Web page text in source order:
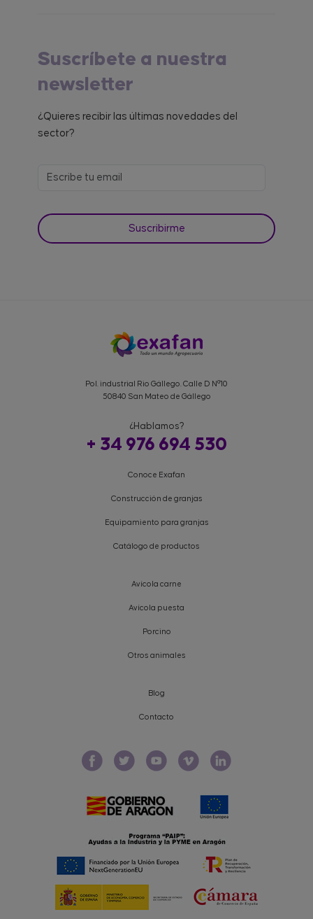
Suscríbete a nuestra
newsletter
¿Quieres recibir las últimas novedades del
sector?
Pol. industrial Rio Gállego. Calle D Nº10
50840 San Mateo de Gállego
¿Hablamos?
+ 34 976 694 530
Conoce Exafan
Construcción de granjas
Equipamiento para granjas
Catálogo de productos
Avícola carne
Avícola puesta
Porcino
Otros animales
Blog
Contacto